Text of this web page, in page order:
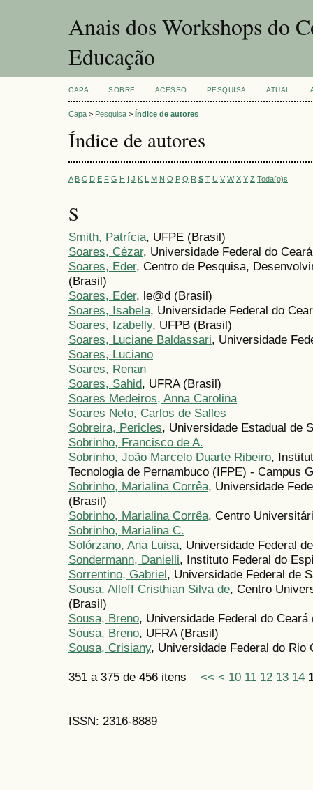
Anais dos Workshops do
Educação
CAPA SOBRE ACESSO PESQUISA ATUAL
Capa > Pesquisa > Índice de autores
Índice de autores
A B C D E F G H I J K L M N O P Q R S T U V W X Y Z Toda(o)s
S
Smith, Patrícia, UFPE (Brasil)
Soares, Cézar, Universidade Federal do
Soares, Eder, Centro de Pesquisa,
(Brasil)
Soares, Eder, le@d (Brasil)
Soares, Isabela, Universidade Federal do
Soares, Izabelly, UFPB (Brasil)
Soares, Luciane Baldassari, Universidade
Soares, Luciano
Soares, Renan
Soares, Sahid, UFRA (Brasil)
Soares Medeiros, Anna Carolina
Soares Neto, Carlos de Salles
Sobreira, Pericles, Universidade Estadual de
Sobrinho, Francisco de A.
Sobrinho, João Marcelo Duarte Ribeiro,
Tecnologia de Pernambuco (IFPE) - Campus
Sobrinho, Marialina Corrêa, Universidade
(Brasil)
Sobrinho, Marialina Corrêa, Centro
Sobrinho, Marialina C.
Solórzano, Ana Luisa, Universidade Federal
Sondermann, Danielli, Instituto Federal do
Sorrentino, Gabriel, Universidade Federal de
Sousa, Alleff Cristhian Silva de, Centro
(Brasil)
Sousa, Breno, Universidade Federal do Ceará
Sousa, Breno, UFRA (Brasil)
Sousa, Crisiany, Universidade Federal do Rio
351 a 375 de 456 itens << < 10 11 12 13 14
ISSN: 2316-8889